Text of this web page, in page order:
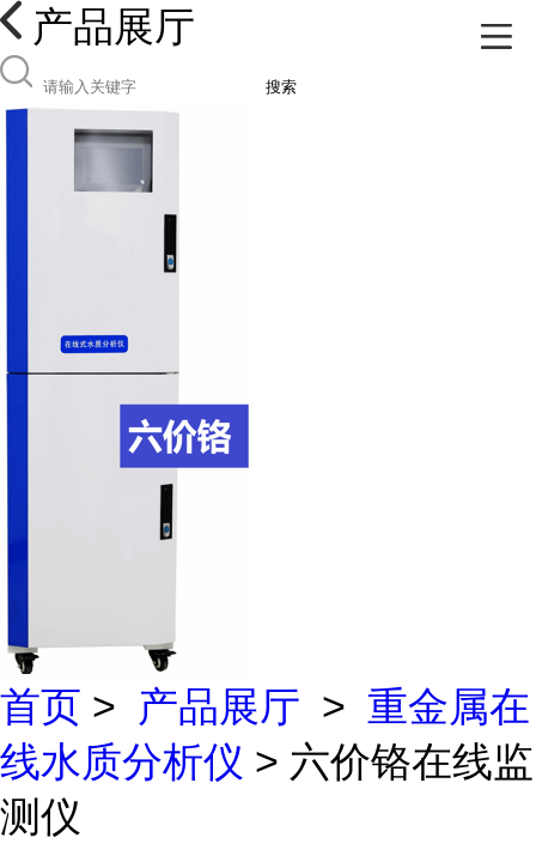
产品展厅
搜索
首页 > 产品展厅 > 重金属在
线水质分析仪 > 六价铬在线监
测仪